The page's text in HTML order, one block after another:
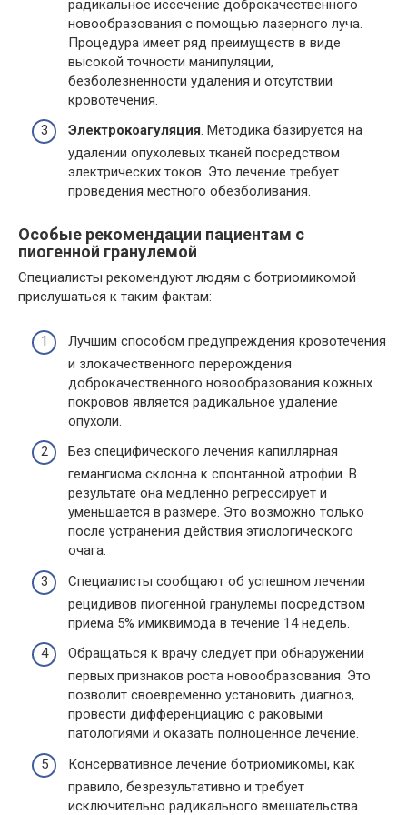
радикальное иссечение доброкачественного
новообразования с помощью лазерного луча.
Процедура имеет ряд преимуществ в виде
высокой точности манипуляции,
безболезненности удаления и отсутствии
кровотечения.
Электрокоагуляция. Методика базируется на
удалении опухолевых тканей посредством
электрических токов. Это лечение требует
проведения местного обезболивания.
Особые рекомендации пациентам с
пиогенной гранулемой
Специалисты рекомендуют людям с ботриомикомой
прислушаться к таким фактам:
Лучшим способом предупреждения кровотечения
и злокачественного перерождения
доброкачественного новообразования кожных
покровов является радикальное удаление
опухоли.
Без специфического лечения капиллярная
гемангиома склонна к спонтанной атрофии. В
результате она медленно регрессирует и
уменьшается в размере. Это возможно только
после устранения действия этиологического
очага.
Специалисты сообщают об успешном лечении
рецидивов пиогенной гранулемы посредством
приема 5% имиквимода в течение 14 недель.
Обращаться к врачу следует при обнаружении
первых признаков роста новообразования. Это
позволит своевременно установить диагноз,
провести дифференциацию с раковыми
патологиями и оказать полноценное лечение.
Консервативное лечение ботриомикомы, как
правило, безрезультативно и требует
исключительно радикального вмешательства.